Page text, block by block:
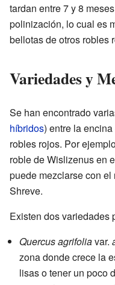
tardan entre 7 y 8
polinización, lo cual es
bellotas de otros robles
Variedades y
Se han encontrado
híbridos) entre la
robles rojos. Por
roble de Wislizenus en
puede mezclarse con
Shreve.
Existen dos variedades
Quercus agrifoliavar.
zona donde crece la
lisas o tener un poco